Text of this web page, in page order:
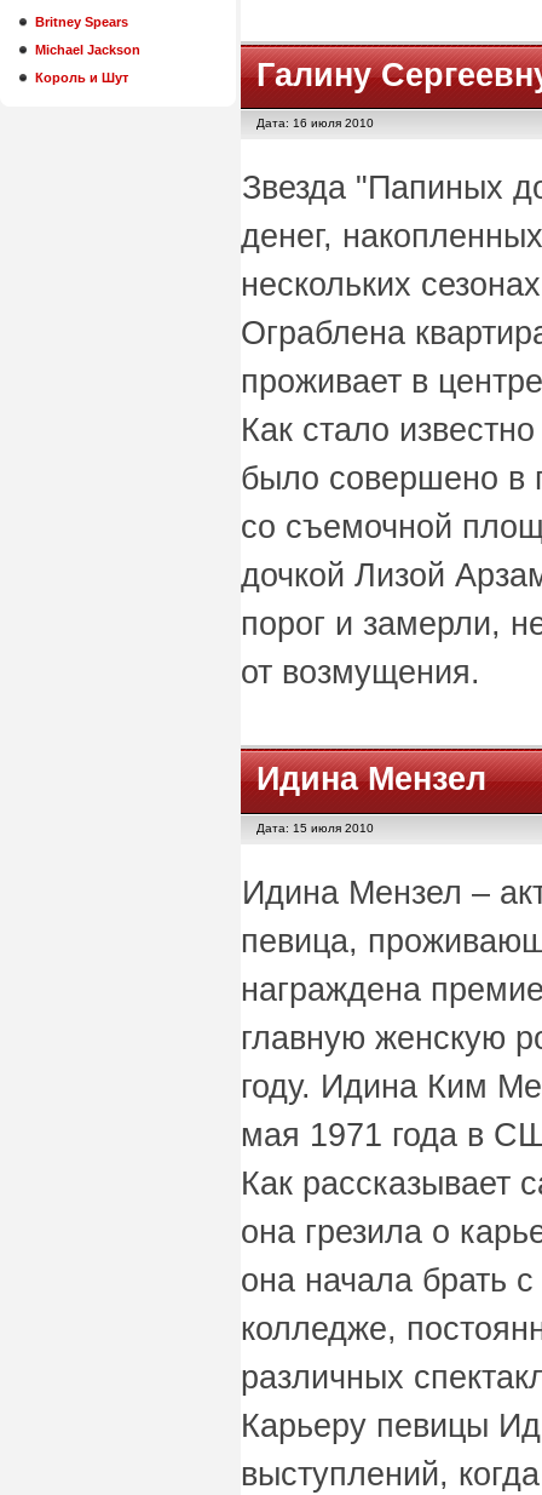
Britney Spears
Michael Jackson
Король и Шут
Галину
Дата: 16 июля 2010
Звезда "Папиных
денег,
нескольких
Ограблена
проживает в
Как стало
было совершено в
со съемочной
дочкой Лизой
порог и замерли,
от возмущения.
Идина Мензел
Дата: 15 июля 2010
Идина Мензел –
певица,
награждена
главную женскую
году. Идина Ким
мая 1971 года в
Как рассказывает
она грезила о
она начала брать
колледже,
различных
Карьеру певицы
выступлений,